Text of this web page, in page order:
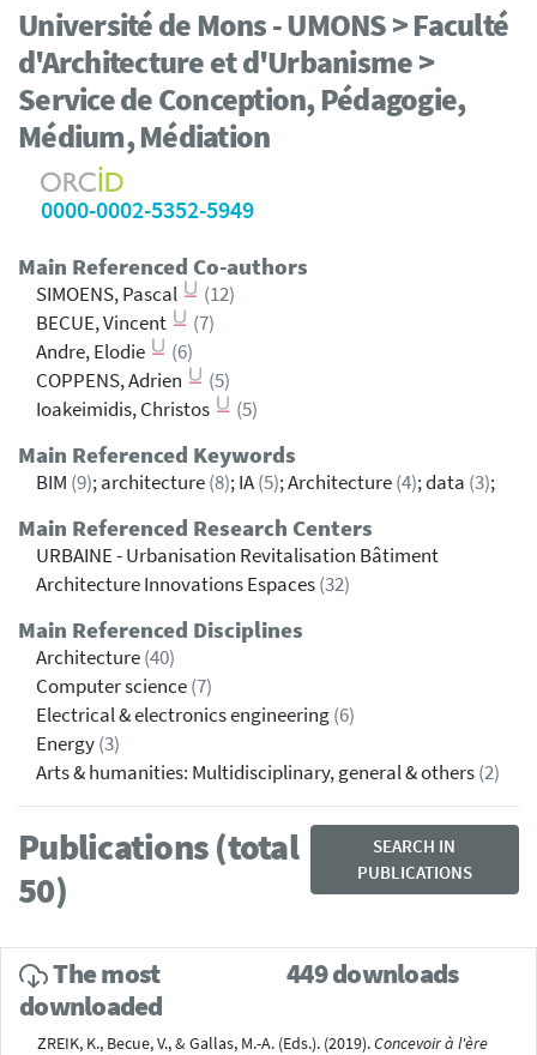
Université de Mons - UMONS > Faculté
d'Architecture et d'Urbanisme >
Service de Conception, Pédagogie,
Médium, Médiation
0000-0002-5352-5949
Main Referenced Co-authors
SIMOENS, Pascal
(12)
BECUE, Vincent
(7)
Andre, Elodie
(6)
COPPENS, Adrien
(5)
Ioakeimidis, Christos
(5)
Main Referenced Keywords
BIM (9); architecture(8); IA(5); Architecture(4); data (3);
Main Referenced Research Centers
URBAINE - Urbanisation Revitalisation Bâtiment
Architecture Innovations Espaces(32)
Main Referenced Disciplines
Architecture(40)
Computer science(7)
Electrical & electronics engineering(6)
Energy(3)
Arts & humanities: Multidisciplinary, general & others(2)
Publications (total
50)
SEARCH IN
PUBLICATIONS
The most
downloaded
449 downloads
ZREIK, K., Becue, V., & Gallas, M.-A. (Eds.). (2019).Concevoir à l'ère